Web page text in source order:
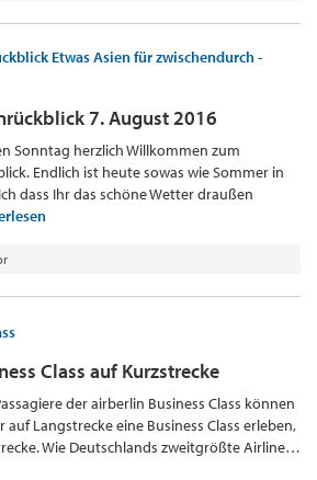
7. August 2016
Sonntag herzlich Willkommen zum
Endlich ist heute sowas wie Sommer in
dass Ihr das schöne Wetter draußen
Class auf Kurzstrecke
der airberlin Business Class können
Langstrecke eine Business Class erleben,
Wie Deutschlands zweitgrößte Airline…